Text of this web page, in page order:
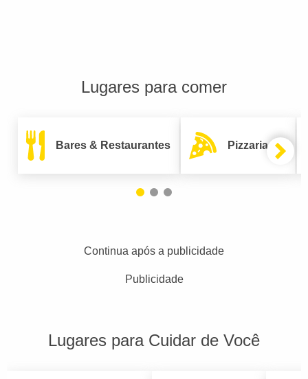
Lugares para comer
Bares & Restaurantes Pizzarias
Continua após a publicidade
Publicidade
Lugares para Cuidar de Você